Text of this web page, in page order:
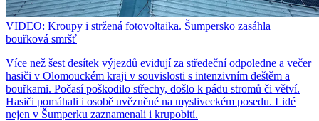
VIDEO: Kroupy i stržená fotovoltaika. Šumpersko zasáhla
bouřková smršť
Více než šest desítek výjezdů evidují za středeční odpoledne a večer
hasiči v Olomouckém kraji v souvislosti s intenzivním deštěm a
bouřkami. Počasí poškodilo střechy, došlo k pádu stromů či větví.
Hasiči pomáhali i osobě uvězněné na mysliveckém posedu. Lidé
nejen v Šumperku zaznamenali i krupobití.